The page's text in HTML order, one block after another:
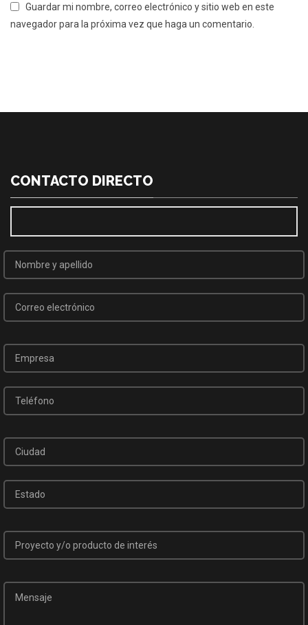
Guardar mi nombre, correo electrónico y sitio web en este
navegador para la próxima vez que haga un comentario.
CONTACTO DIRECTO